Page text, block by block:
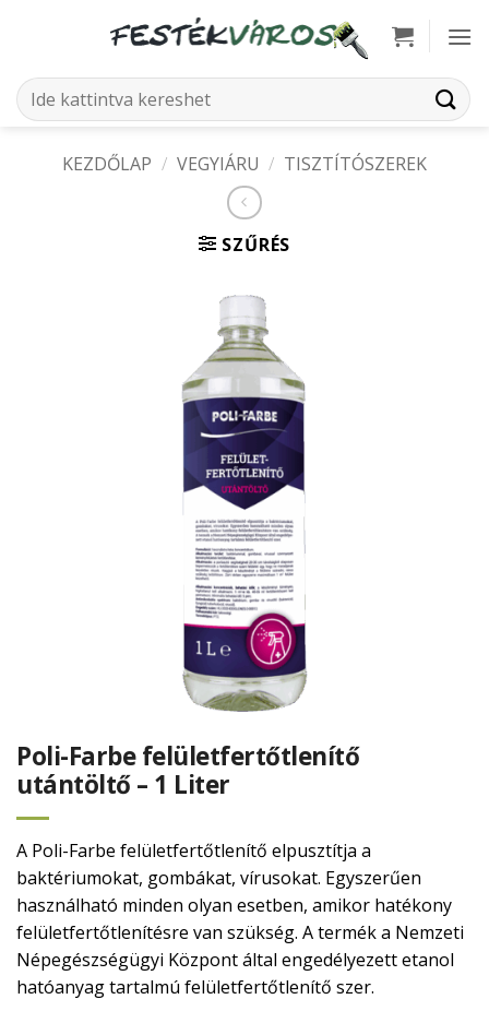
Keresés
a
KEZDŐLAP / VEGYIÁRU / TISZTÍTÓSZEREK
SZŰRÉS
Poli-Farbe felületfertőtlenítő
utántöltő – 1 Liter
A Poli-Farbe felületfertőtlenítő elpusztítja a
baktériumokat, gombákat, vírusokat. Egyszerűen
használható minden olyan esetben, amikor hatékony
felületfertőtlenítésre van szükség. A termék a Nemzeti
Népegészségügyi Központ által engedélyezett etanol
hatóanyag tartalmú felületfertőtlenítő szer.